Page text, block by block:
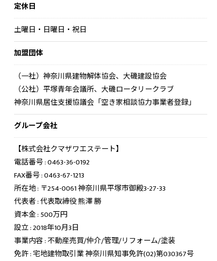
定休日
土曜日・日曜日・祝日
加盟団体
（一社）神奈川県建物解体協会、大磯建設協会
（公社）平塚青年会議所、大磯ロータリークラブ
神奈川県居住支援協議会「空き家相談協力事業者登録」
グループ会社
【株式会社クマザワエステート】
電話番号 : 0463-36-0192
FAX番号 : 0463-67-1213
所在地 : 〒254-0061 神奈川県平塚市御殿3-27-33
代表者 : 代表取締役 熊澤 勝
資本金 : 500万円
設立 : 2018年10月3日
事業内容 : 不動産売買/仲介/管理/リフォーム/塗装
免許 : 宅地建物取引業 神奈川県知事免許(02)第030367号